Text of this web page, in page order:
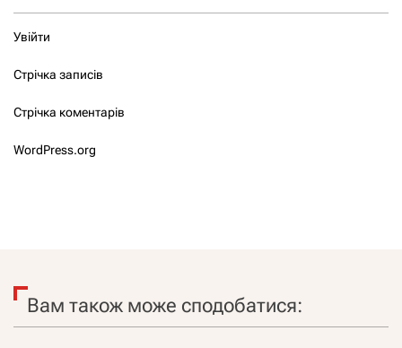
Увійти
Стрічка записів
Стрічка коментарів
WordPress.org
Вам також може сподобатися: